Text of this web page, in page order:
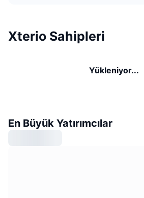
Xterio Sahipleri
Yükleniyor...
En Büyük Yatırımcılar